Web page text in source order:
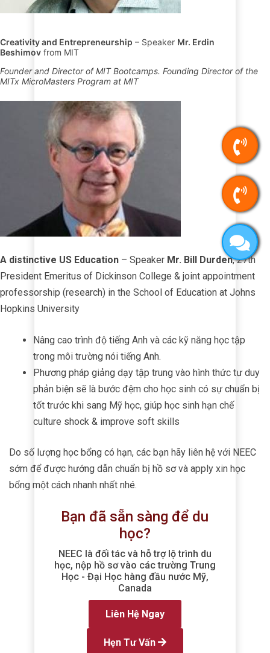
Creativity and Entrepreneurship – Speaker Mr. Erdin
Beshimov from MIT
Founder and Director of MIT Bootcamps. Founding Director of the
MITx MicroMasters Program at MIT
A distinctive US Education – Speaker Mr. Bill Durden, 27th
President Emeritus of Dickinson College & joint appointment
professorship (research) in the School of Education at Johns
Hopkins University
Nâng cao trình độ tiếng Anh và các kỹ năng học tập
trong môi trường nói tiếng Anh.
Phương pháp giảng dạy tập trung vào hình thức tư duy
phản biện sẽ là bước đệm cho học sinh có sự chuẩn bị
tốt trước khi sang Mỹ học, giúp học sinh hạn chế
culture shock & improve soft skills
Do số lượng học bổng có hạn, các bạn hãy liên hệ với NEEC
sớm để được hướng dẫn chuẩn bị hồ sơ và apply xin học
bổng một cách nhanh nhất nhé.
Bạn đã sẵn sàng để du
học?
NEEC là đối tác và hỗ trợ lộ trình du
học, nộp hồ sơ vào các trường Trung
Học - Đại Học hàng đầu nước Mỹ,
Canada
Liên Hệ Ngay
Hẹn Tư Vấn